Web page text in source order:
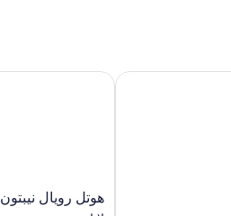
هوتل
رويال
هوتل رويال نيبتون
هوتل رويال نيبتون